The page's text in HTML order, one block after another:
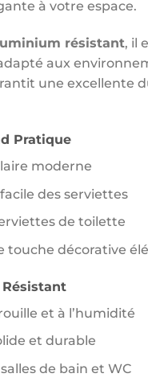
à votre espace.
résistant, il
aux
une excellente
Pratique
moderne
des serviettes
de toilette
touche décorative
et à l’humidité
et durable
de bain et WC